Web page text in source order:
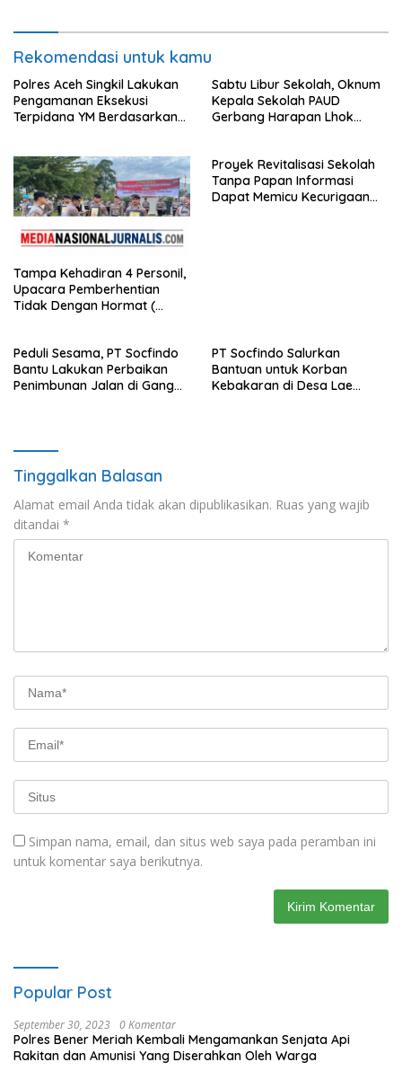
Rekomendasi untuk kamu
Polres Aceh Singkil Lakukan
Pengamanan Eksekusi
Terpidana YM Berdasarkan
Sabtu Libur Sekolah, Oknum
Kepala Sekolah PAUD
Gerbang Harapan Lhok
Terhadap Wartawan Diminta
APH Lidik Anggaran
Tampa Kehadiran 4 Personil,
Upacara Pemberhentian
Tidak Dengan Hormat (
Proyek Revitalisasi Sekolah
Tanpa Papan Informasi
Dapat Memicu Kecurigaan
Peduli Sesama, PT Socfindo
Bantu Lakukan Perbaikan
Penimbunan Jalan di Gang
PT Socfindo Salurkan
Bantuan untuk Korban
Kebakaran di Desa Lae
Tinggalkan Balasan
Alamat email Anda tidak akan dipublikasikan. Ruas yang wajib
ditandai *
Simpan nama, email, dan situs web saya pada peramban ini
untuk komentar saya berikutnya.
Popular Post
September 30, 2023 0 Komentar
Polres Bener Meriah Kembali Mengamankan Senjata Api
Rakitan dan Amunisi Yang Diserahkan Oleh Warga